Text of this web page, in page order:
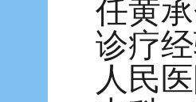
任黄
诊疗
人民